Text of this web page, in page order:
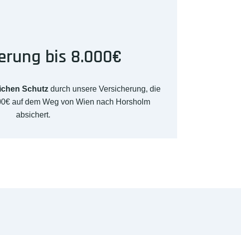
bis 8.000€
Schutzdurch unsere Versicherung, die
auf dem Weg von Wien nach Horsholm
absichert.